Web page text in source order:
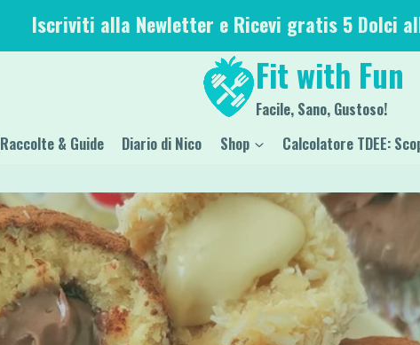
Iscriviti alla Newletter e Ricevi gratis 5 Dolci
Fit with Fun
Facile, Sano, Gustoso!
Raccolte & Guide Diario di Nico Shop Calcolatore TDEE: